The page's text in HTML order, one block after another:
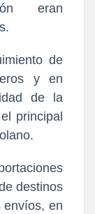
eran
de
y en
de la
principal
destinos
envíos, en